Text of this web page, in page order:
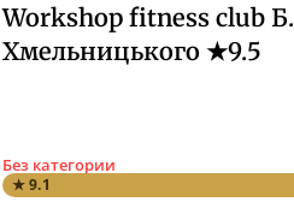
Workshop fitness club Б.
Хмельницького ★9.5
Без категории
★ 9.1